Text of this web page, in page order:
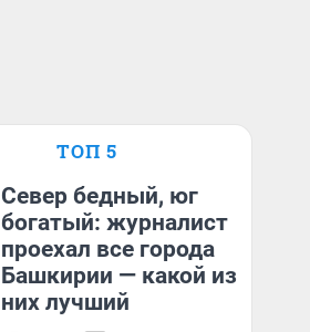
ТОП 5
Север бедный, юг
богатый: журналист
проехал все города
Башкирии — какой из
них лучший